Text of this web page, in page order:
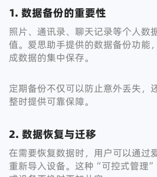
1. 数据备份的重要性
照片、通讯录、聊天记录等个人数
值。爱思助手提供的数据备份功能
成数据的集中保存。
定期备份不仅可以防止意外丢失，
整时提供可靠保障。
2. 数据恢复与迁移
在需要恢复数据时，用户可以通过
重新导入设备。这种“可控式管理